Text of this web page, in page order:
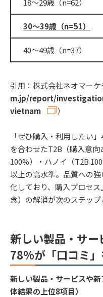
18〜29歳（n=62）
30〜39歳（n=51）
40〜49歳（n=37）
引用：株式会社ネオマーケ
m.jp/report/
vietnam
）
「ぜひ購入・利用したい
を合わせたT2B（購入意
100%）・ハノイ（T2B
以上の高水準。品質への
化しており、購入プロセ
念）の解消が次のステップ
新しい製品・サー
78%が「口コミ
新しい製品・サービスや
体結果の上位8項目）